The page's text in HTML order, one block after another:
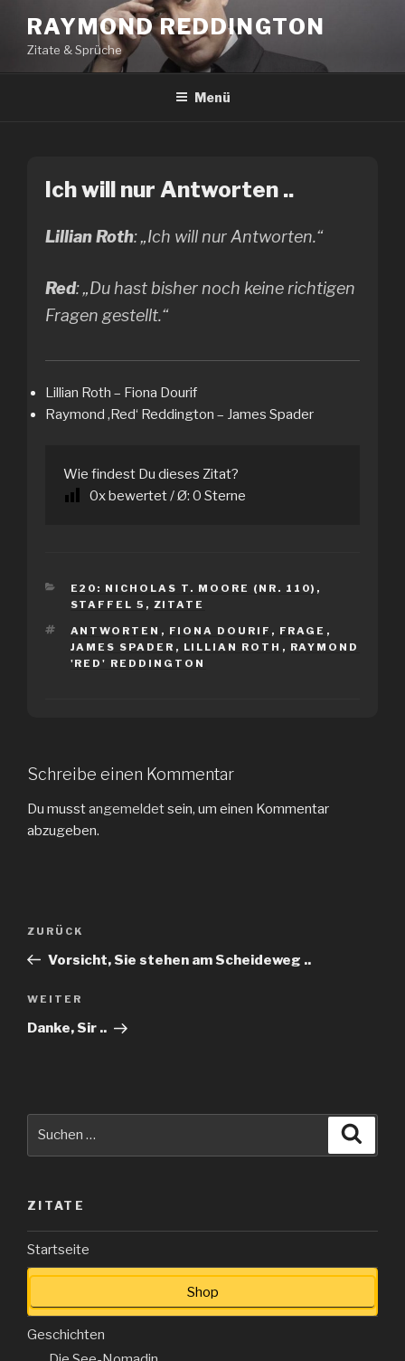
Inhalt
springen
RAYMOND REDDINGTON
Zitate & Sprüche
Menü
Ich will nur Antworten ..
Lillian Roth: „Ich will nur Antworten.“
Red: „Du hast bisher noch keine richtigen
Fragen gestellt.“
Lillian Roth – Fiona Dourif
Raymond ‚Red‘ Reddington – James Spader
Wie findest Du dieses Zitat?
0x bewertet / Ø: 0 Sterne
KATEGORIEN
E20: NICHOLAS T. MOORE (NR. 110) ,
STAFFEL 5 , ZITATE
SCHLAGWÖRTER
ANTWORTEN , FIONA DOURIF , FRAGE ,
JAMES SPADER , LILLIAN ROTH , RAYMOND
'RED' REDDINGTON
Schreibe einen Kommentar
Du musstangemeldetsein, um einen Kommentar
abzugeben.
Beitragsnavigation
Vorheriger
Beitrag
ZURÜCK
Vorsicht, Sie stehen am Scheideweg ..
Nächster
Beitrag
WEITER
Danke, Sir ..
ZITATE
Startseite
Shop
Geschichten